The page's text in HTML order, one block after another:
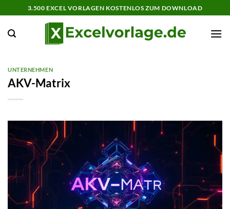
Inhalt
springen
3.500 EXCEL VORLAGEN KOSTENLOS ZUM DOWNLOAD
UNTERNEHMEN
AKV-Matrix